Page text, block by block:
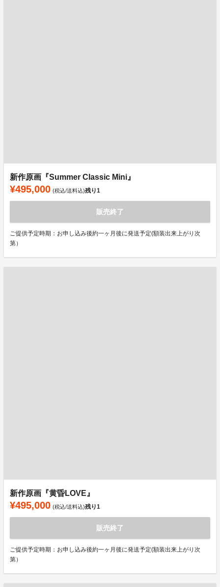
新作原画『Summer Classic Mini』
¥495,000 (税込/送料込)残り1
販売終了
ご提供予定時期：お申し込み後約一ヶ月後に発送予定(額装出来上がり次
第）
新作原画『黄昏LOVE』
¥495,000 (税込/送料込)残り1
販売終了
ご提供予定時期：お申し込み後約一ヶ月後に発送予定(額装出来上がり次
第）